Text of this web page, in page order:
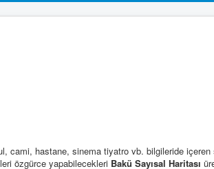
cami, hastane, sinema tiyatro vb. bilgileride içeren
özgürce yapabilecekleriBakü Sayısal Haritası